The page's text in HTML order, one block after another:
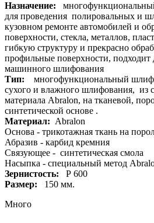
Назначение:
для проведения полировальных и
кузовном ремонте автомобилей и
поверхности, стекла, металлов,
гибкую структуру и прекрасно
профильные поверхности, подходит
машинного шлифования
Тип: многофункциональный
сухого и влажного шлифования, из
материала Abralon, на тканевой,
синтетической основе .
Материал: Abralon
Основа - трикотажная ткань на
Абразив - карбид кремния
Связующее - синтетическая смола
Насыпка - специальный метод
Зернистость: Р 600
Размер: 150 мм.
Много